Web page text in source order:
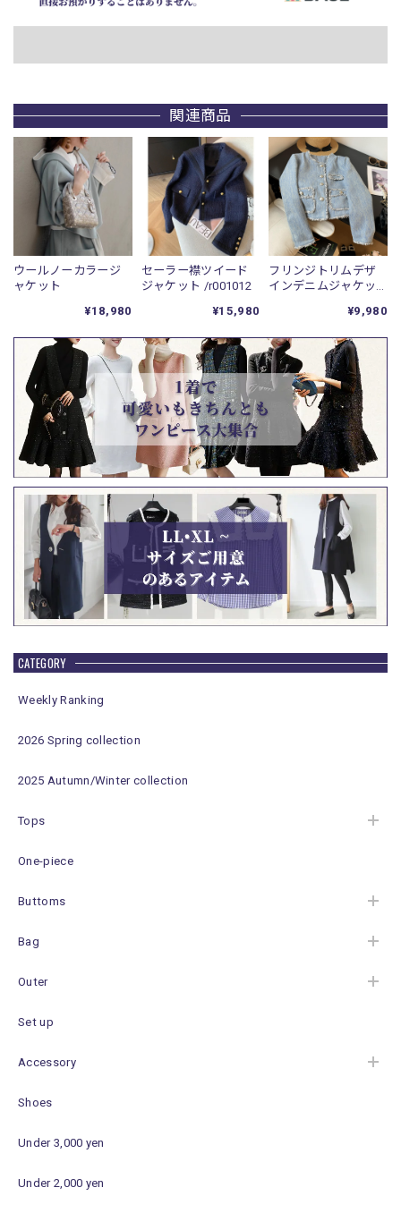
CATEGORY
Weekly Ranking
2026 Spring collection
2025 Autumn/Winter collection
Tops
One-piece
Buttoms
Bag
Outer
Set up
Accessory
Shoes
Under 3,000 yen
Under 2,000 yen
関連商品
ウールノーカラージ
ャケット
¥18,980
セーラー襟ツイード
ジャケット /r001012
¥15,980
フリンジトリムデザ
インデニムジャケッ
¥9,980